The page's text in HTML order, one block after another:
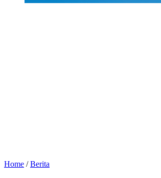
Home /Berita